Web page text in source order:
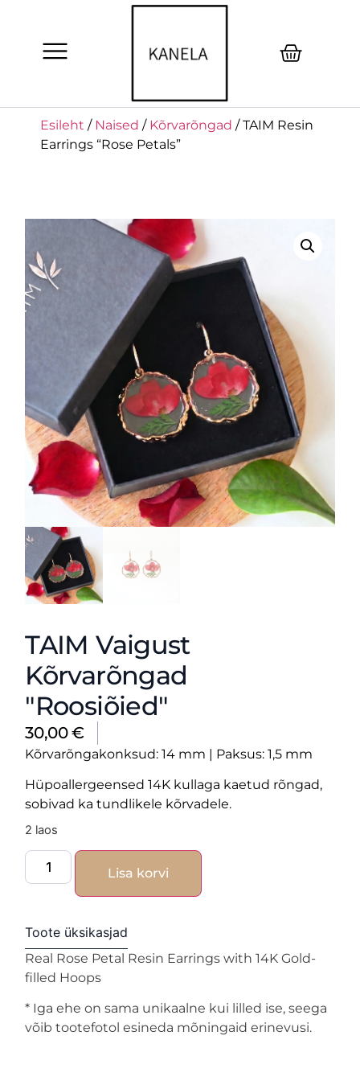
Esileht / Naised / Kõrvarõngad / TAIM Resin
Earrings “Rose Petals”
TAIM Vaigust
Kõrvarõngad
"Roosiõied"
30,00€
Kõrvarõngakonksud: 14 mm | Paksus: 1,5 mm
Hüpoallergeensed 14K kullaga kaetud rõngad,
sobivad ka tundlikele kõrvadele.
2 laos
Lisa korvi
Toote üksikasjad
Real Rose Petal Resin Earrings with 14K Gold-
filled Hoops
* Iga ehe on sama unikaalne kui lilled ise, seega
võib tootefotol esineda mõningaid erinevusi.